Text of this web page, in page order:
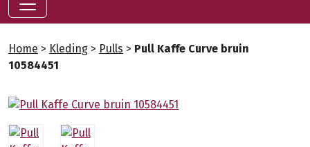
Home > Kleding > Pulls > Pull Kaffe Curve bruin
10584451